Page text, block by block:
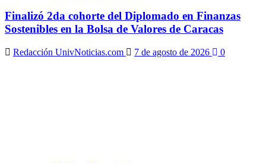
Finalizó 2da cohorte del Diplomado en Finanzas
Sostenibles en la Bolsa de Valores de Caracas
Redacción UnivNoticias.com 7 de agosto de 2026 0